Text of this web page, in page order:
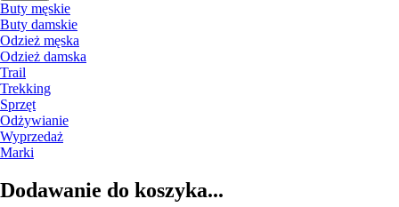
Buty męskie
Buty damskie
Odzież męska
Odzież damska
Trail
Trekking
Sprzęt
Odżywianie
Wyprzedaż
Marki
Dodawanie do koszyka...